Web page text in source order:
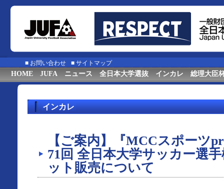
■ お問い合わせ ■ サイトマップ
HOME JUFA ニュース 全日本大学選抜 インカレ 総理大臣
インカレ
【ご案内】『MCCスポーツ
71回 全日本大学サッカー選
ット販売について